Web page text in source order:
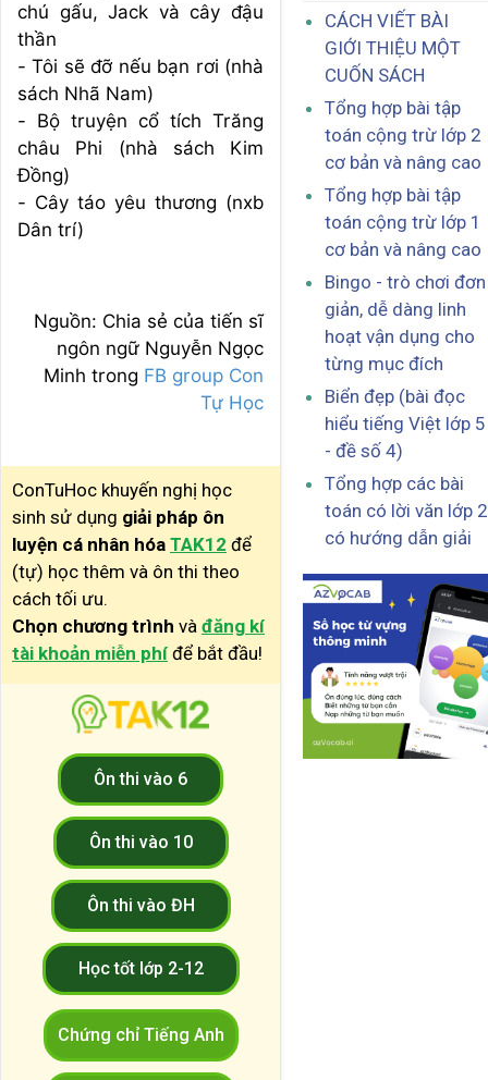
chú gấu, Jack và cây đậu
thần
- Tôi sẽ đỡ nếu bạn rơi (nhà
sách Nhã Nam)
- Bộ truyện cổ tích Trăng
châu Phi (nhà sách Kim
Đồng)
- Cây táo yêu thương (nxb
Dân trí)
Nguồn: Chia sẻ của tiến sĩ
ngôn ngữ Nguyễn Ngọc
Minh trong FB group Con
Tự Học
ConTuHoc khuyến nghị học
sinh sử dụng giải pháp ôn
luyện cá nhân hóa TAK12 để
(tự) học thêm và ôn thi theo
cách tối ưu.
Chọn chương trình và đăng kí
tài khoản miễn phí để bắt đầu!
Ôn thi vào 6
Ôn thi vào 10
Ôn thi vào ĐH
Học tốt lớp 2-12
Chứng chỉ Tiếng Anh
CÁCH VIẾT BÀI
GIỚI THIỆU MỘT
CUỐN SÁCH
Tổng hợp bài tập
toán cộng trừ lớp 2
cơ bản và nâng cao
Tổng hợp bài tập
toán cộng trừ lớp 1
cơ bản và nâng cao
Bingo - trò chơi đơn
giản, dễ dàng linh
hoạt vận dụng cho
từng mục đích
Biển đẹp (bài đọc
hiểu tiếng Việt lớp 5
- đề số 4)
Tổng hợp các bài
toán có lời văn lớp 2
có hướng dẫn giải